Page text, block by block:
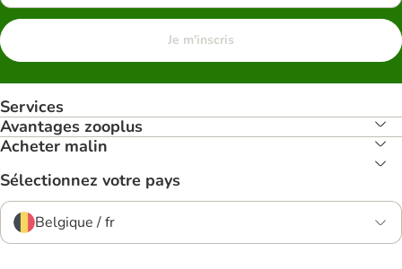
Je m'inscris
Services
Avantages zooplus
Acheter malin
Sélectionnez votre pays
Belgique / fr